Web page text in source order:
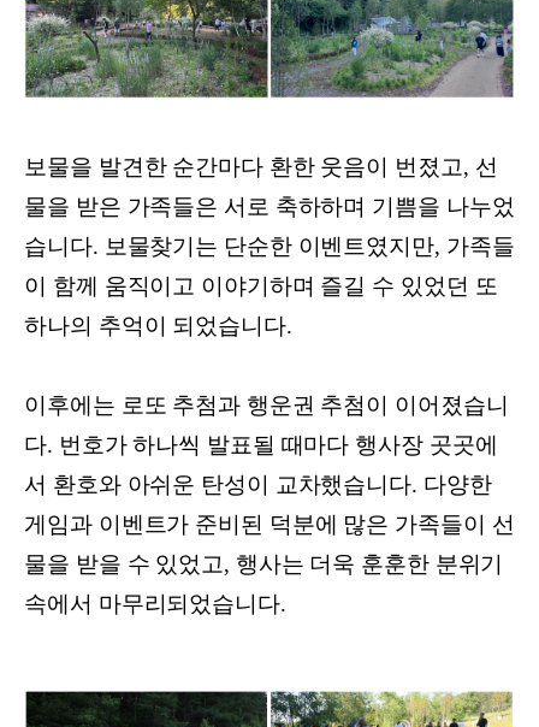
보물을 발견한 순간마다 환한 웃음이 번졌고, 선
물을 받은 가족들은 서로 축하하며 기쁨을 나누었
습니다. 보물찾기는 단순한 이벤트였지만, 가족들
이 함께 움직이고 이야기하며 즐길 수 있었던 또
하나의 추억이 되었습니다.
이후에는 로또 추첨과 행운권 추첨이 이어졌습니
다. 번호가 하나씩 발표될 때마다 행사장 곳곳에
서 환호와 아쉬운 탄성이 교차했습니다. 다양한
게임과 이벤트가 준비된 덕분에 많은 가족들이 선
물을 받을 수 있었고, 행사는 더욱 훈훈한 분위기
속에서 마무리되었습니다.